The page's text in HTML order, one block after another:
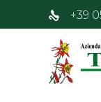
+39